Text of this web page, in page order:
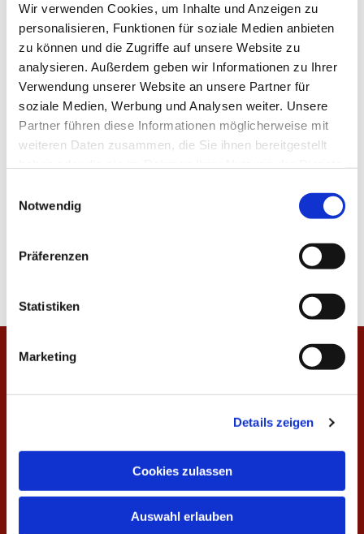
Wir verwenden Cookies, um Inhalte und Anzeigen zu
personalisieren, Funktionen für soziale Medien anbieten
zu können und die Zugriffe auf unsere Website zu
analysieren. Außerdem geben wir Informationen zu Ihrer
Verwendung unserer Website an unsere Partner für
soziale Medien, Werbung und Analysen weiter. Unsere
Partner führen diese Informationen möglicherweise mit
weiteren Daten zusammen, die Sie ihnen bereitgestellt
i
Notwendig
Präferenzen
Statistiken
Marketing
Details zeigen
Cookies zulassen
Auswahl erlauben
Startseite
Gemeindekreise und Gruppen
Aktuelles
Aktuelle Nachrichten aus der Gemeinde